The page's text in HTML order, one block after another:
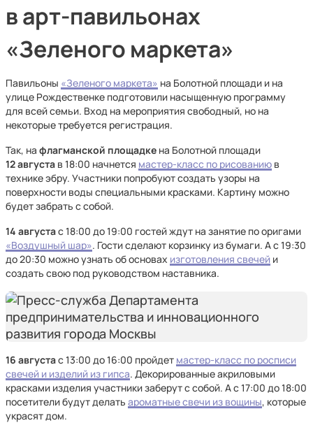
в арт-павильонах
«Зеленого маркета»
Павильоны «Зеленого маркета» на Болотной площади и на
улице Рождественке подготовили насыщенную программу
для всей семьи. Вход на мероприятия свободный, но на
некоторые требуется регистрация.
Так, на флагманской площадке на Болотной площади
12 августа в 18:00 начнется мастер-класс по рисованию в
технике эбру. Участники попробуют создать узоры на
поверхности воды специальными красками. Картину можно
будет забрать с собой.
14 августас 18:00 до 19:00 гостей ждут на занятие по оригами
«Воздушный шар». Гости сделают корзинку из бумаги. А с 19:30
до 20:30 можно узнать об основах изготовления свечей и
создать свою под руководством наставника.
16 августас 13:00 до 16:00 пройдет мастер-класс по росписи
свечей и изделий из гипса. Декорированные акриловыми
красками изделия участники заберут с собой. А с 17:00 до 18:00
посетители будут делать ароматные свечи из вощины, которые
украсят дом.